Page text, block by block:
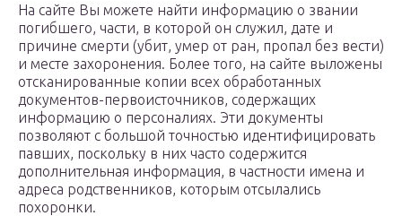
На сайте Вы можете найти информацию о звании
погибшего, части, в которой он служил, дате и
причине смерти (убит, умер от ран, пропал без вести)
и месте захоронения. Более того, на сайте выложены
отсканированные копии всех обработанных
документов-первоисточников, содержащих
информацию о персоналиях. Эти документы
позволяют с большой точностью идентифицировать
павших, поскольку в них часто содержится
дополнительная информация, в частности имена и
адреса родственников, которым отсылались
похоронки.